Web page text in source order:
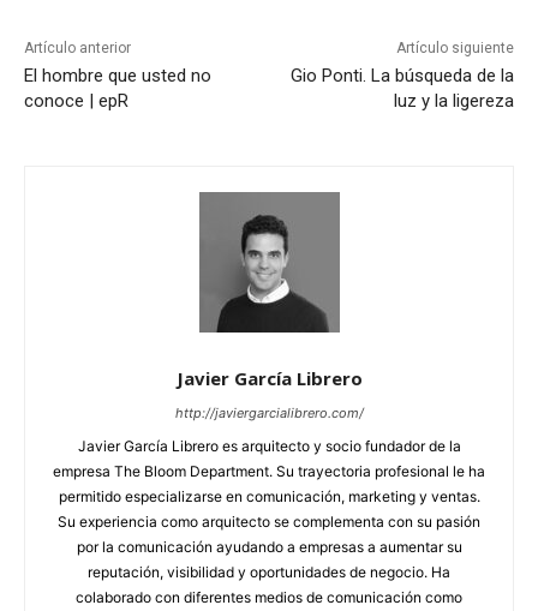
Artículo anterior
El hombre que usted no
conoce | epR
Artículo siguiente
Gio Ponti. La búsqueda de la
luz y la ligereza
Javier García Librero
http://javiergarcialibrero.com/
Javier García Librero es arquitecto y socio fundador de la
empresa The Bloom Department. Su trayectoria profesional le ha
permitido especializarse en comunicación, marketing y ventas.
Su experiencia como arquitecto se complementa con su pasión
por la comunicación ayudando a empresas a aumentar su
reputación, visibilidad y oportunidades de negocio. Ha
colaborado con diferentes medios de comunicación como